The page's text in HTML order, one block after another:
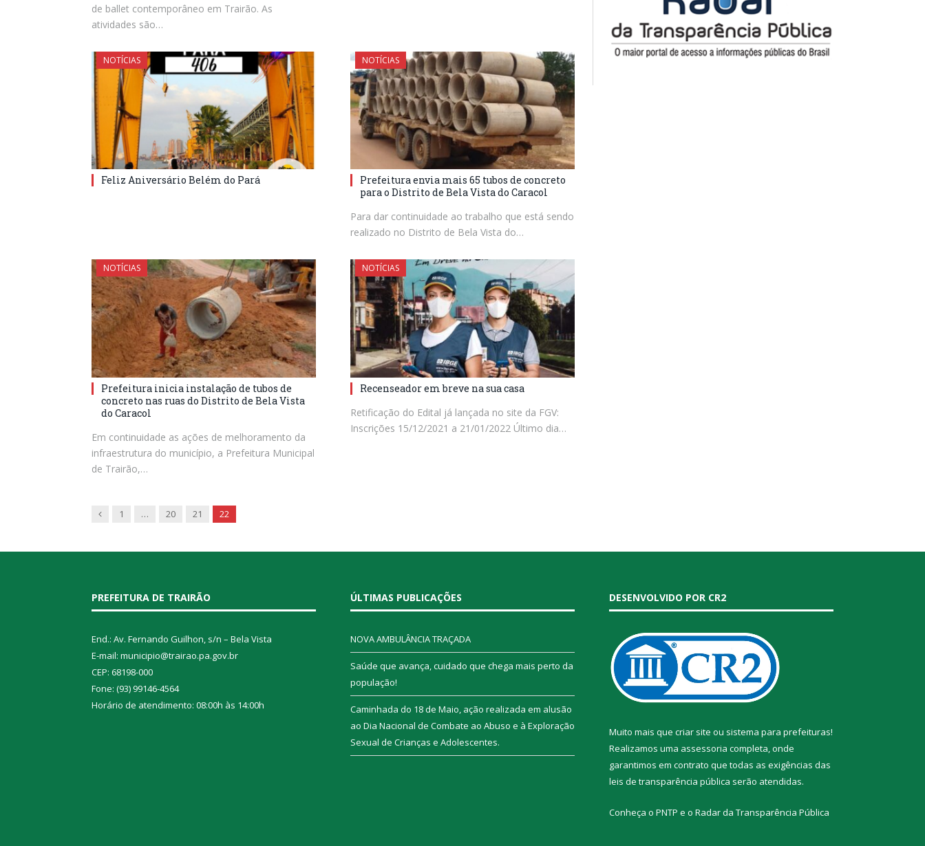
de ballet contemporâneo em Trairão. As
atividades são…
NOTÍCIAS
Feliz Aniversário Belém do Pará
NOTÍCIAS
Prefeitura envia mais 65 tubos de concreto
para o Distrito de Bela Vista do Caracol
Para dar continuidade ao trabalho que está sendo
realizado no Distrito de Bela Vista do…
NOTÍCIAS
Prefeitura inicia instalação de tubos de
concreto nas ruas do Distrito de Bela Vista
do Caracol
Em continuidade as ações de melhoramento da
infraestrutura do município, a Prefeitura Municipal
de Trairão,…
NOTÍCIAS
Recenseador em breve na sua casa
Retificação do Edital já lançada no site da FGV:
Inscrições 15/12/2021 a 21/01/2022 Último dia…
Previous
1 … 20 21 22
PREFEITURA DE TRAIRÃO
End.: Av. Fernando Guilhon, s/n – Bela Vista
E-mail: municipio@trairao.pa.gov.br
CEP: 68198-000
Fone: (93) 99146-4564
Horário de atendimento: 08:00h às 14:00h
ÚLTIMAS PUBLICAÇÕES
NOVA AMBULÂNCIA TRAÇADA
Saúde que avança, cuidado que chega mais perto da
população!
Caminhada do 18 de Maio, ação realizada em alusão
ao Dia Nacional de Combate ao Abuso e à Exploração
Sexual de Crianças e Adolescentes.
DESENVOLVIDO POR CR2
Muito mais que criar site ou sistema para prefeituras!
Realizamos uma assessoria completa, onde
garantimos em contrato que todas as exigências das
leis de transparência pública serão atendidas.
Conheça o PNTP e o Radar da Transparência Pública